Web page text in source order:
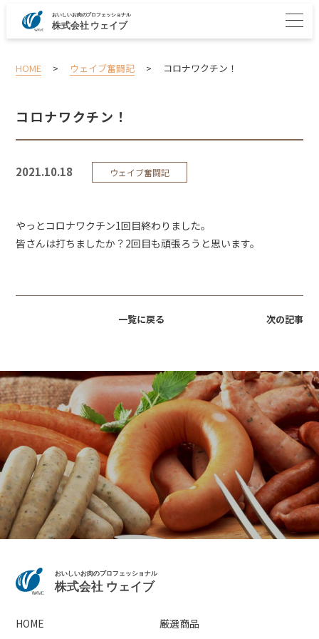
HOME > ウェイブ奮闘記 > コロナワクチン！
コロナワクチン！
2021.10.18 ウェイブ奮闘記
やっとコロナワクチン1回目終わりました。
皆さんは打ちましたか？2回目も頑張ろうと思います。
一覧に戻る 次の記事
HOME 厳選商品